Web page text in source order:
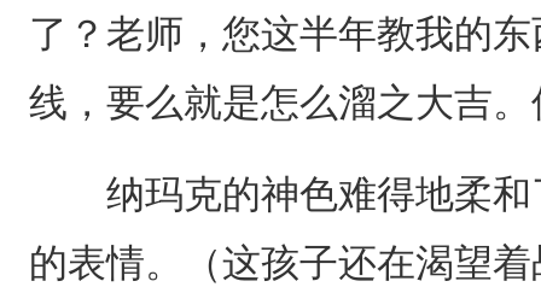
了？老师，您这半年教我的
线，要么就是怎么溜之大吉
纳玛克的神色难得地柔和
的表情。（这孩子还在渴望